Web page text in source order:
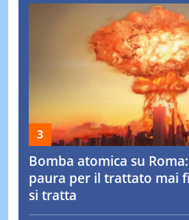
Bomba atomica su
paura per il trattato mai
si tratta